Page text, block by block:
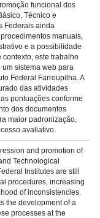
funcional dos
Técnico e
Federais ainda
manuais,
e a possibilidade
este trabalho
sistema web para
Federal Farroupilha. A
das atividades
pontuações conforme
dos documentos
maior padronização,
avaliativo.
and promotion of
Technological
Institutes are still
procedures, increasing
of inconsistencies.
the development of a
processes at the